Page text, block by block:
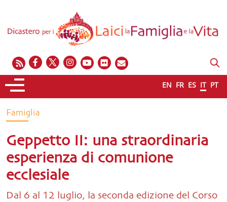
EN FR ES IT PT
Famiglia
Geppetto II: una straordinaria
esperienza di comunione
ecclesiale
Dal 6 al 12 luglio, la seconda edizione del Corso